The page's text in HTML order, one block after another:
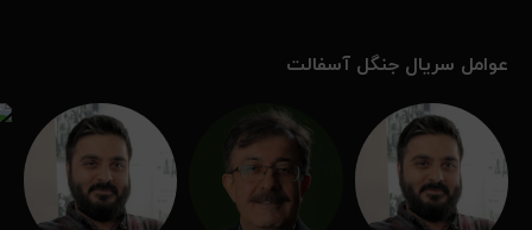
عوامل سریال جنگل آسفالت